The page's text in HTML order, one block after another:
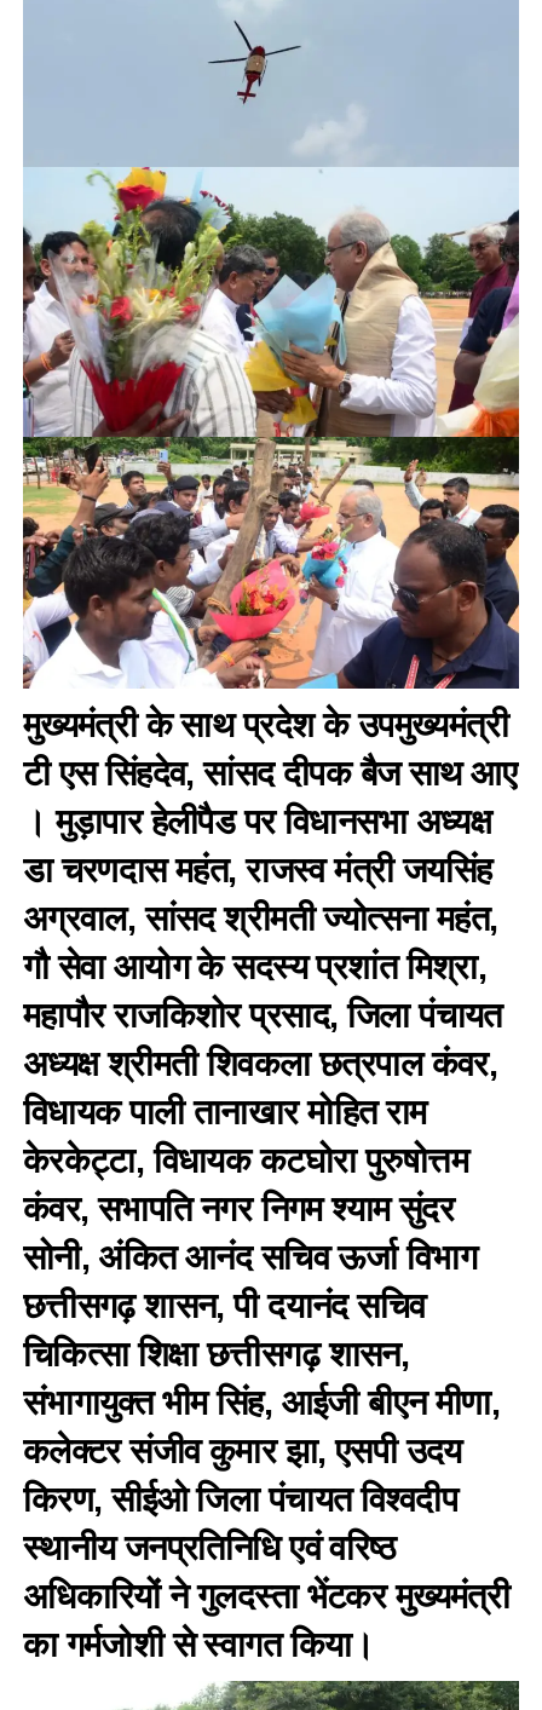
मुख्यमंत्री के साथ प्रदेश के उपमुख्यमंत्री
टी एस सिंहदेव, सांसद दीपक बैज साथ आए
। मुड़ापार हेलीपैड पर विधानसभा अध्यक्ष
डा चरणदास महंत, राजस्व मंत्री जयसिंह
अग्रवाल, सांसद श्रीमती ज्योत्सना महंत,
गौ सेवा आयोग के सदस्य प्रशांत मिश्रा,
महापौर राजकिशोर प्रसाद, जिला पंचायत
अध्यक्ष श्रीमती शिवकला छत्रपाल कंवर,
विधायक पाली तानाखार मोहित राम
केरकेट्टा, विधायक कटघोरा पुरुषोत्तम
कंवर, सभापति नगर निगम श्याम सुंदर
सोनी, अंकित आनंद सचिव ऊर्जा विभाग
छत्तीसगढ़ शासन, पी दयानंद सचिव
चिकित्सा शिक्षा छत्तीसगढ़ शासन,
संभागायुक्त भीम सिंह, आईजी बीएन मीणा,
कलेक्टर संजीव कुमार झा, एसपी उदय
किरण, सीईओ जिला पंचायत विश्वदीप
स्थानीय जनप्रतिनिधि एवं वरिष्ठ
अधिकारियों ने गुलदस्ता भेंटकर मुख्यमंत्री
का गर्मजोशी से स्वागत किया।